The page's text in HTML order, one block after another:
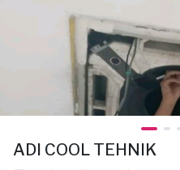
ADI COOL TEHNIK